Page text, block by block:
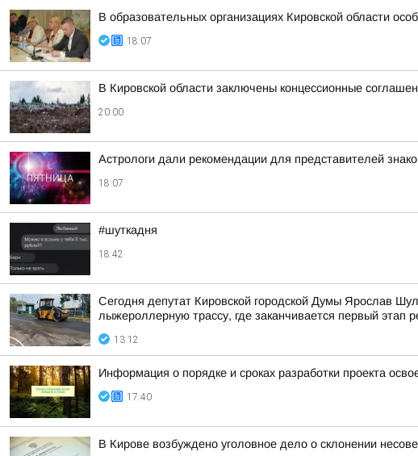
В образовательных организациях Кировской области
18:07
В Кировской области заключены концессионные
20:00
Астрологи дали рекомендации для представителей
18:07
#шуткадня
18:42
Сегодня депутат Кировской городской Думы Ярослав
лыжероллерную трассу, где заканчивается первый этап
13:12
Информация о порядке и сроках разработки проекта
17:40
В Кирове возбуждено уголовное дело о склонении